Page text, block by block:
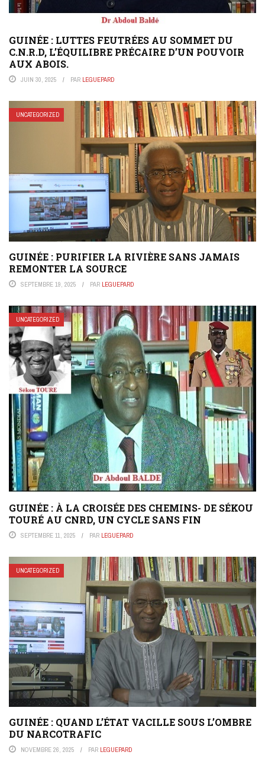
GUINÉE : LUTTES FEUTRÉES AU SOMMET DU
C.N.R.D, L’ÉQUILIBRE PRÉCAIRE D’UN POUVOIR
AUX ABOIS.
JUIN 30, 2025 PAR LEGUEPARD
UNCATEGORIZED
GUINÉE : PURIFIER LA RIVIÈRE SANS JAMAIS
REMONTER LA SOURCE
SEPTEMBRE 19, 2025 PAR LEGUEPARD
UNCATEGORIZED
GUINÉE : À LA CROISÉE DES CHEMINS- DE SÉKOU
TOURÉ AU CNRD, UN CYCLE SANS FIN
SEPTEMBRE 11, 2025 PAR LEGUEPARD
UNCATEGORIZED
GUINÉE : QUAND L’ÉTAT VACILLE SOUS L’OMBRE
DU NARCOTRAFIC
NOVEMBRE 26, 2025 PAR LEGUEPARD